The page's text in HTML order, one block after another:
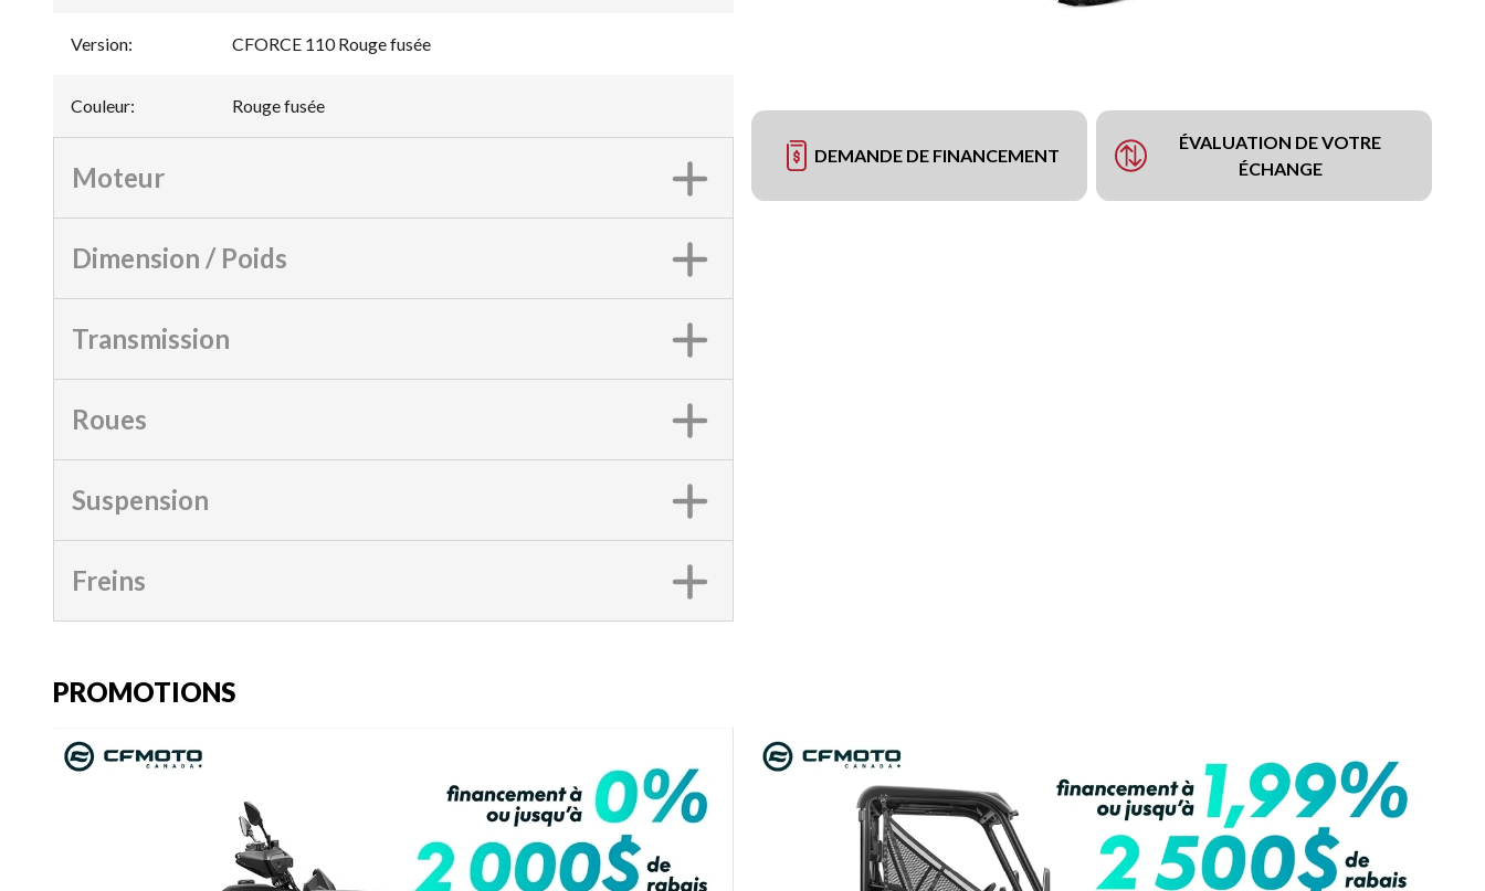
DEMANDE DE FINANCEMENT
ÉVALUATION DE VOTRE
ÉCHANGE
Version: CFORCE 110 Rouge fusée
Couleur: Rouge fusée
Moteur
Dimension / Poids
Transmission
Roues
Suspension
Freins
PROMOTIONS